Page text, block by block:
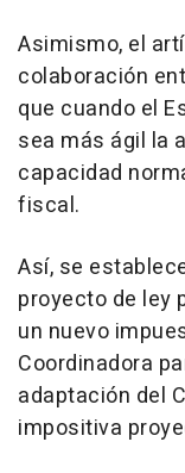
Asimismo, el
colaboración
que cuando el
sea más ágil la
capacidad
fiscal.
Así, se
proyecto de ley
un nuevo
Coordinadora
adaptación del
impositiva